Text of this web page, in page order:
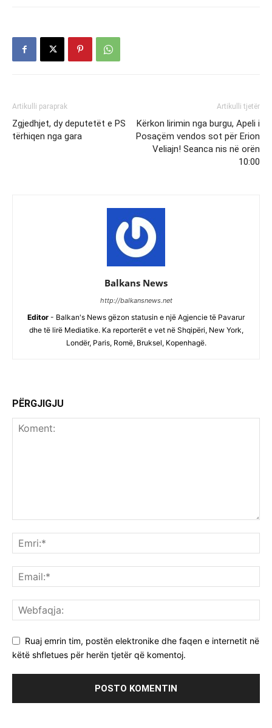
Artikulli paraprak
Zgjedhjet, dy deputetët e PS
tërhiqen nga gara
Artikulli tjetër
Kërkon lirimin nga burgu, Apeli i
Posaçëm vendos sot për Erion
Veliajn! Seanca nis në orën
10:00
Balkans News
http://balkansnews.net
Editor - Balkan's News gëzon statusin e një Agjencie të Pavarur
dhe të lirë Mediatike. Ka reporterët e vet në Shqipëri, New York,
Londër, Paris, Romë, Bruksel, Kopenhagë.
PËRGJIGJU
Ruaj emrin tim, postën elektronike dhe faqen e internetit në
këtë shfletues për herën tjetër që komentoj.